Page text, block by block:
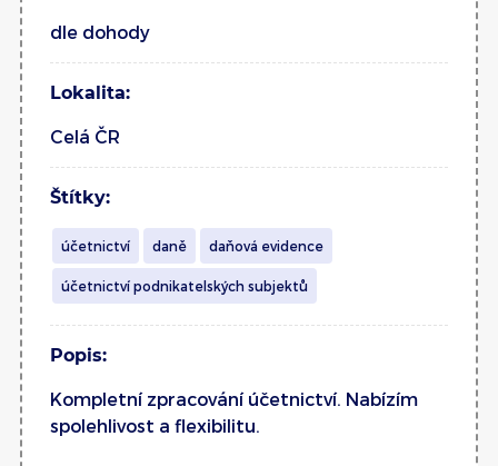
dle dohody
Lokalita:
Celá ČR
Štítky:
účetnictví daně daňová evidence
účetnictví podnikatelských subjektů
Popis:
Kompletní zpracování účetnictví. Nabízím
spolehlivost a flexibilitu.